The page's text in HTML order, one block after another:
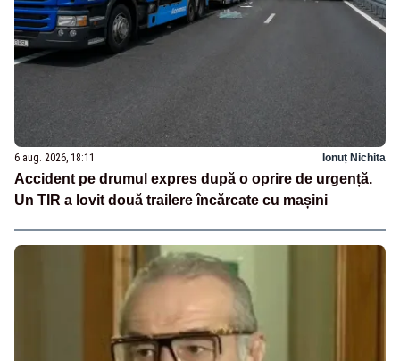
6 aug. 2026, 18:11 Ionuț Nichita
Accident pe drumul expres după o oprire de urgență.
Un TIR a lovit două trailere încărcate cu mașini